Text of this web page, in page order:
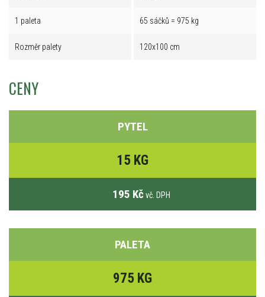
1 paleta 65 sáčků = 975 kg
Rozměr palety 120x100 cm
CENY
PYTEL
15 KG
195 Kč vč. DPH
PALETA
975 KG